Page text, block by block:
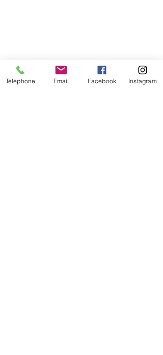
Téléphone Email Facebook Instagram